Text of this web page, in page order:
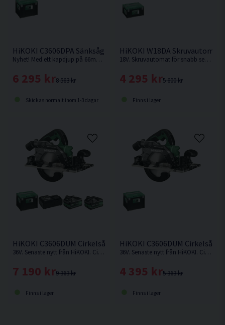
HiKOKI C3606DPA Sänksåg 36V 165mm
Nyhet! Med ett kapdjup på 66mm med skena vid 90° är denna sänksåg från HiKOKI Powertools väl värd en plats i maskinparken. Levereras utan batteri & laddare.
8 563 kr
6 295 kr
Skickas normalt inom 1-3 dagar
HiKOKI W18DA Skruvautomat
18V. Skruvautomat för snabb serieskruvning. Levereras utan batteri & laddare.
5 600 kr
4 295 kr
Finns i lager
HiKOKI C3606DUM Cirkelsåg 165mm 36V (2x2,5Ah)
36V. Senaste nytt från HiKOKI. Cirkelsåg som kan fästas på skena.
9 363 kr
7 190 kr
Finns i lager
HiKOKI C3606DUM Cirkelsåg
36V. Senaste nytt från HiKOKI. Cirkelsåg som kan fästas på skena. Levereras utan batteri och laddare.
5 363 kr
4 395 kr
Finns i lager